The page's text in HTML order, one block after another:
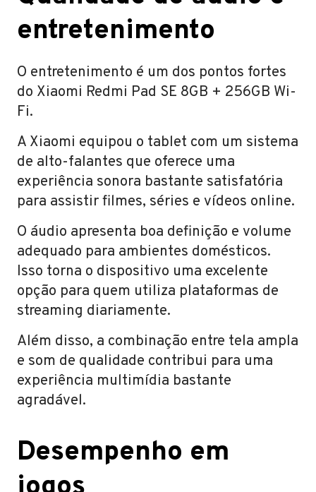
entretenimento
O entretenimento é um dos pontos fortes
do Xiaomi Redmi Pad SE 8GB + 256GB Wi-
Fi.
A Xiaomi equipou o tablet com um sistema
de alto-falantes que oferece uma
experiência sonora bastante satisfatória
para assistir filmes, séries e vídeos online.
O áudio apresenta boa definição e volume
adequado para ambientes domésticos.
Isso torna o dispositivo uma excelente
opção para quem utiliza plataformas de
streaming diariamente.
Além disso, a combinação entre tela ampla
e som de qualidade contribui para uma
experiência multimídia bastante
agradável.
Desempenho em